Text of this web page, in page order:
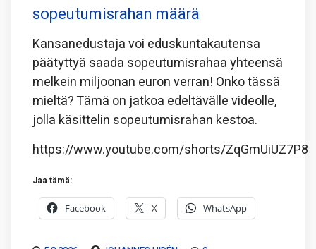
sopeutumisrahan määrä
Kansanedustaja voi eduskuntakautensa
päätyttyä saada sopeutumisrahaa yhteensä
melkein miljoonan euron verran! Onko tässä
mieltä? Tämä on jatkoa edeltävälle videolle,
jolla käsittelin sopeutumisrahan kestoa.
https://www.youtube.com/shorts/ZqGmUiUZ7P8
Jaa tämä:
Facebook X WhatsApp